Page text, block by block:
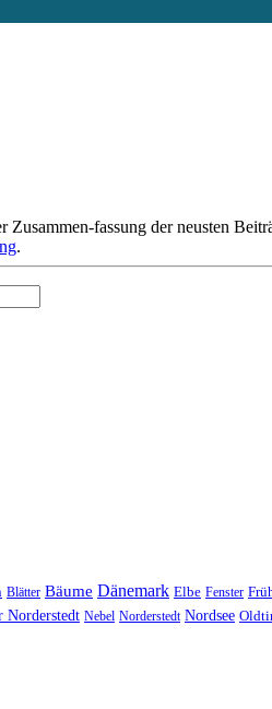
fassung der neusten
.
Blätter Bäume Dänemark Elbe Fenster
Norderstedt Nebel Norderstedt Nordsee